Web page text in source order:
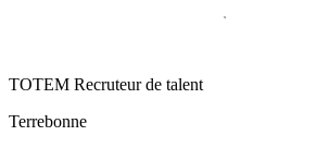
TOTEM Recruteur de talent
Terrebonne